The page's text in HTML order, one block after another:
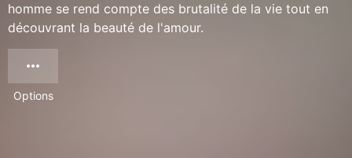
homme se rend compte des brutalité de la vie tout en
découvrant la beauté de l'amour.
Options